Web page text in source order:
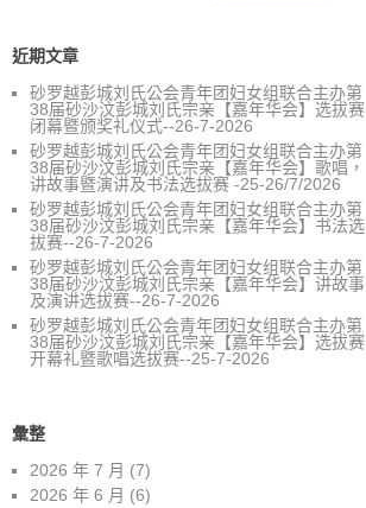
近期文章
砂罗越彭城刘氏公会青年团妇女组联合主办第
38届砂沙汶彭城刘氏宗亲【嘉年华会】选拔赛
闭幕暨颁奖礼仪式--26-7-2026
砂罗越彭城刘氏公会青年团妇女组联合主办第
38届砂沙汶彭城刘氏宗亲【嘉年华会】歌唱，
讲故事暨演讲及书法选拔赛 -25-26/7/2026
砂罗越彭城刘氏公会青年团妇女组联合主办第
38届砂沙汶彭城刘氏宗亲【嘉年华会】书法选
拔赛--26-7-2026
砂罗越彭城刘氏公会青年团妇女组联合主办第
38届砂沙汶彭城刘氏宗亲【嘉年华会】讲故事
及演讲选拔赛--26-7-2026
砂罗越彭城刘氏公会青年团妇女组联合主办第
38届砂沙汶彭城刘氏宗亲【嘉年华会】选拔赛
开幕礼暨歌唱选拔赛--25-7-2026
彙整
2026 年 7 月 (7)
2026 年 6 月 (6)